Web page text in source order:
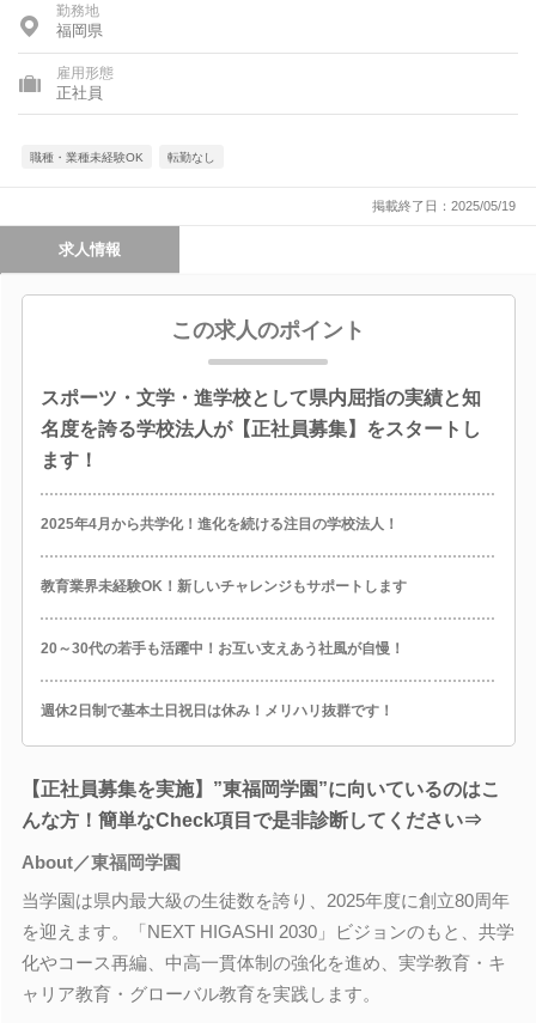
勤務地
福岡県
雇用形態
正社員
職種・業種未経験OK 転勤なし
掲載終了日：2025/05/19
求人情報
この求人のポイント
スポーツ・文学・進学校として県内屈指の実績と知
名度を誇る学校法人が【正社員募集】をスタートし
ます！
2025年4月から共学化！進化を続ける注目の学校法人！
教育業界未経験OK！新しいチャレンジもサポートします
20～30代の若手も活躍中！お互い支えあう社風が自慢！
週休2日制で基本土日祝日は休み！メリハリ抜群です！
【正社員募集を実施】”東福岡学園”に向いているのはこ
んな方！簡単なCheck項目で是非診断してください⇒
About／東福岡学園
当学園は県内最大級の生徒数を誇り、2025年度に創立80周年
を迎えます。「NEXT HIGASHI 2030」ビジョンのもと、共学
化やコース再編、中高一貫体制の強化を進め、実学教育・キ
ャリア教育・グローバル教育を実践します。